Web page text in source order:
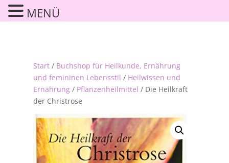
Start/ Buchshop für Heilkunde, Ernährung
und femininen Lebensstil / Heilwissen und
Ernährung/ Pflanzenheilmittel / Die Heilkraft
der Christrose
MENÜ